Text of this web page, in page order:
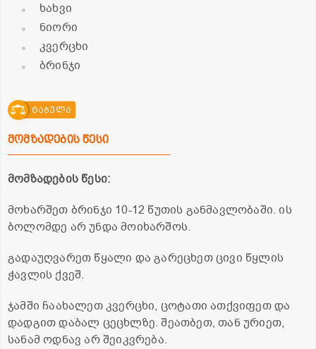
ხახვი
ნიორი
კვერცხი
ბრინჯი
ტაბულა
მომზადების წესი
მომზადების წესი:
მოხარშეთ ბრინჯი 10-12 წუთის განმავლობაში. ის
ბოლომდე არ უნდა მოიხარშოს.
გადაუღვარეთ წყალი და გარეცხეთ ცივი წყლის
ჭავლის ქვეშ.
ჯამში ჩაახალეთ კვერცხი, ცოტათი ათქვიფეთ და
დადგით დაბალ ცეცხლზე. შეათბეთ, თან ურიეთ,
სანამ ოდნავ არ შეიკვრება.